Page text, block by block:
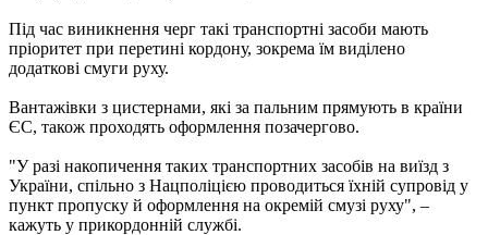
Під час виникнення черг такі транспортні засоби мають
пріоритет при перетині кордону, зокрема їм виділено
додаткові смуги руху.
Вантажівки з цистернами, які за пальним прямують в країни
ЄС, також проходять оформлення позачергово.
"У разі накопичення таких транспортних засобів на виїзд з
України, спільно з Нацполіцією проводиться їхній супровід у
пункт пропуску й оформлення на окремій смузі руху", –
кажуть у прикордонній службі.